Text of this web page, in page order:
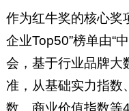
作为红牛奖的核心奖
企业Top50”榜单由“
会，基于行业品牌大
准，从基础实力指数
数、商业价值指数等